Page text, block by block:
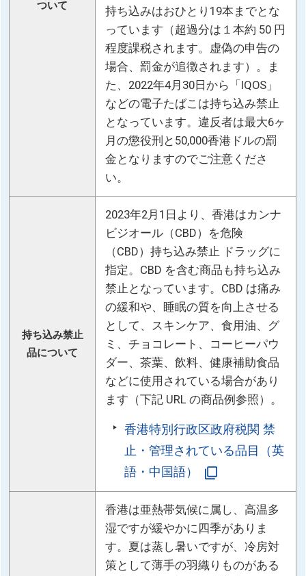
ついて
持ち込みはおひとり19本までとな
っています（超過分は１本約 50 円
程度課税されます。虚偽の申告の
場合、罰金が追徴されます）。ま
た、2022年4月30日から「IQOS」
などの電子たばこは持ち込み禁止
となっています。違反者は最大6ヶ
月の懲役刑と50,000香港ドルの罰
金となりますのでご注意くださ
い。
持ち込み禁止
品について
2023年2月1日より、香港はカンナ
ビジオール（CBD）を危険
（CBD）持ち込み禁止 ドラッグに
指定。CBD を含む商品も持ち込み
禁止となっています。CBD は痛み
の緩和や、睡眠の質を向上させる
として、スキンケア、食用油、グ
ミ、チョコレート、コーヒーパウ
ダー、茶葉、飲料、健康補助食品
などに使用されている場合があり
ます（下記 URL の商品例参照）。
香港特別行政区政府税関 禁
止・管理されている品目（英
語・中国語）
香港は亜熱帯気候に属し、高温多
湿ですが緩やかに四季がありま
す。夏は蒸し暑いですが、冷房対
策として薄手の羽織りものがある